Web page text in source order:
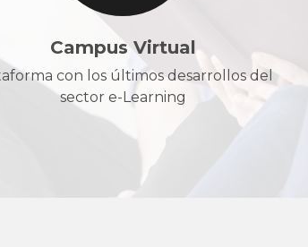
Campus Virtual
con los últimos desarrollos del
sector e-Learning